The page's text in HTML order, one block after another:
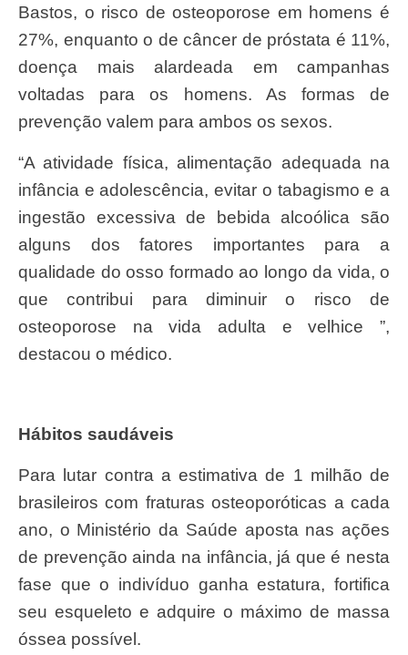
Bastos, o risco de osteoporose em homens é
27%, enquanto o de câncer de próstata é 11%,
doença mais alardeada em campanhas
voltadas para os homens. As formas de
prevenção valem para ambos os sexos.
“A atividade física, alimentação adequada na
infância e adolescência, evitar o tabagismo e a
ingestão excessiva de bebida alcoólica são
alguns dos fatores importantes para a
qualidade do osso formado ao longo da vida, o
que contribui para diminuir o risco de
osteoporose na vida adulta e velhice ”,
destacou o médico.
Hábitos saudáveis
Para lutar contra a estimativa de 1 milhão de
brasileiros com fraturas osteoporóticas a cada
ano, o Ministério da Saúde aposta nas ações
de prevenção ainda na infância, já que é nesta
fase que o indivíduo ganha estatura, fortifica
seu esqueleto e adquire o máximo de massa
óssea possível.